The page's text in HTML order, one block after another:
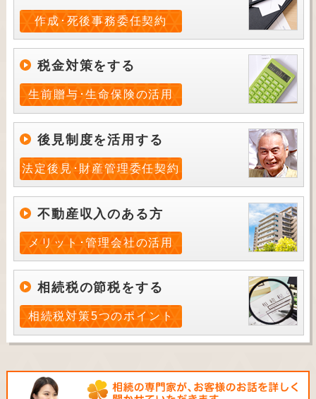
作成･死後事務委任契約
税金対策をする
生前贈与･生命保険の活用
後見制度を活用する
法定後見･財産管理委任契約
不動産収入のある方
メリット･管理会社の活用
相続税の節税をする
相続税対策5つのポイント